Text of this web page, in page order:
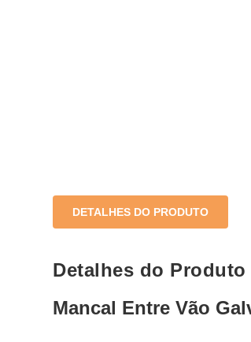
DETALHES DO PRODUTO
Detalhes do Produto
Mancal Entre Vão